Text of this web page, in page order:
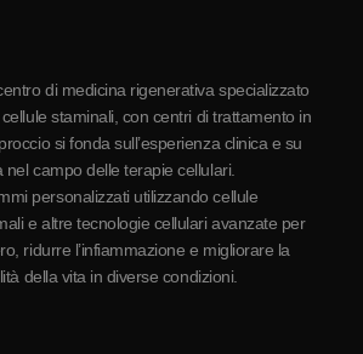
di medicina rigenerativa specializzato
staminali, con centri di trattamento in
si fonda sull’esperienza clinica e su
campo delle terapie cellulari.
personalizzati utilizzando cellule
e altre tecnologie cellulari avanzate per
ridurre l’infiammazione e migliorare la
della vita in diverse condizioni.